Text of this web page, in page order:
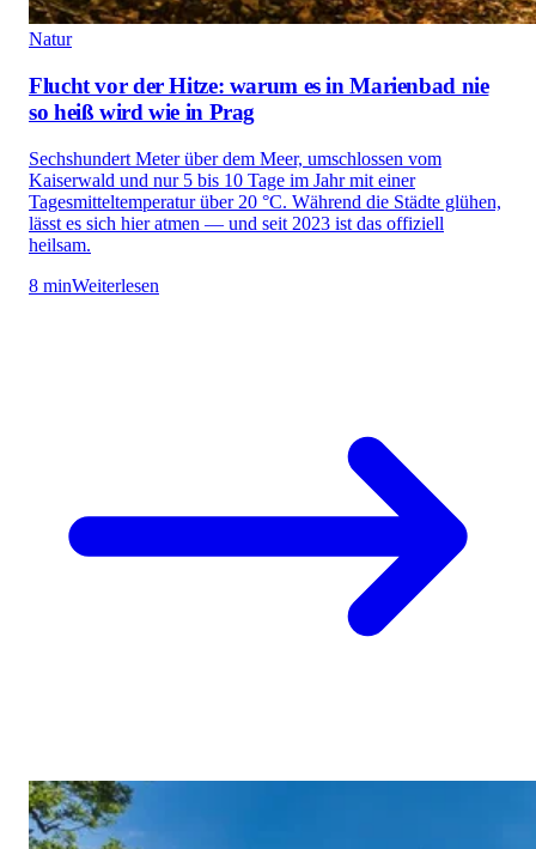
Natur
Flucht vor der Hitze: warum es in Marienbad nie
so heiß wird wie in Prag
Sechshundert Meter über dem Meer, umschlossen vom
Kaiserwald und nur 5 bis 10 Tage im Jahr mit einer
Tagesmitteltemperatur über 20 °C. Während die Städte glühen,
lässt es sich hier atmen — und seit 2023 ist das offiziell
heilsam.
8 minWeiterlesen